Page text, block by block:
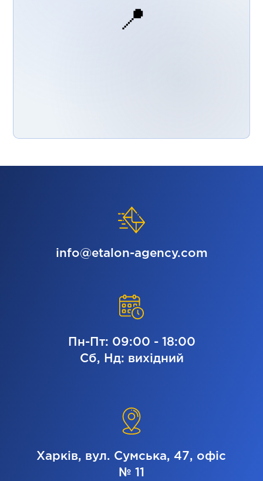
📍
info@etalon-agency.com
Пн-Пт: 09:00 - 18:00
Сб, Нд: вихідний
Харків, вул. Сумська, 47, офіс
№ 11